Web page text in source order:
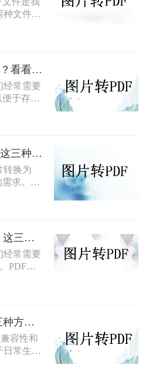
种文件格
、保存
转换为
对这一
图片如何转换成pdf文档？看看这三个方法！
经常需要
便于存
其跨平
，成为
三种将
，帮助你
扫描图片转pdf怎么转？这三种方法你可以试试！
转换为
求。无
在线分
，扫描
转呢？本
，帮助
的转
电脑jpg怎么转换成pdf？这三个方法就可轻松搞定！
经常需要
PDF文
固定不
图片转
脑jpg怎
几种在电
件的方
需求。
如何把jpg变成pdf？这三种方法轻松实现！
容性和
日常生活
下，我
PDF文